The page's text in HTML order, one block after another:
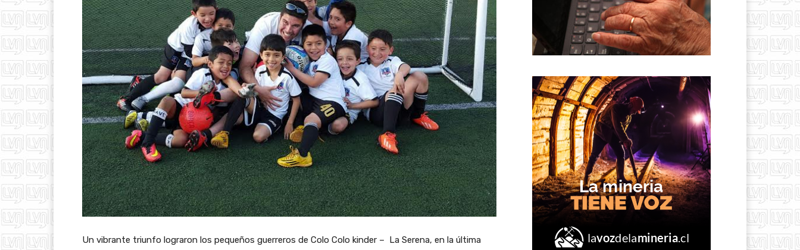
Un vibrante triunfo lograron los pequeños guerreros de Colo Colo kinder – La Serena, en la última